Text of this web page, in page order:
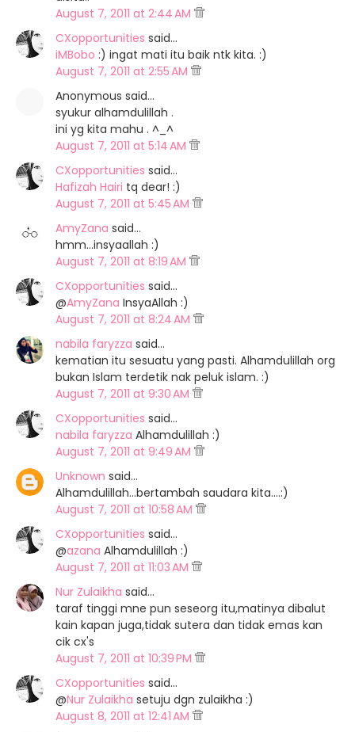
August 7, 2011 at 2:44 AM
CXopportunities said…
iMBobo :) ingat mati itu baik ntk kita. :)
August 7, 2011 at 2:55 AM
Anonymous said…
syukur alhamdulillah .
ini yg kita mahu . ^_^
August 7, 2011 at 5:14 AM
CXopportunities said…
Hafizah Hairi tq dear! :)
August 7, 2011 at 5:45 AM
AmyZana said…
hmm...insyaallah :)
August 7, 2011 at 8:19 AM
CXopportunities said…
@AmyZana InsyaAllah :)
August 7, 2011 at 8:24 AM
nabila faryzza said…
kematian itu sesuatu yang pasti. Alhamdulillah org
bukan Islam terdetik nak peluk islam. :)
August 7, 2011 at 9:30 AM
CXopportunities said…
nabila faryzza Alhamdulillah :)
August 7, 2011 at 9:49 AM
Unknown said…
Alhamdulillah...bertambah saudara kita....:)
August 7, 2011 at 10:58 AM
CXopportunities said…
@azana Alhamdulillah :)
August 7, 2011 at 11:03 AM
Nur Zulaikha said…
taraf tinggi mne pun seseorg itu,matinya dibalut
kain kapan juga,tidak sutera dan tidak emas kan
cik cx's
August 7, 2011 at 10:39 PM
CXopportunities said…
@Nur Zulaikha setuju dgn zulaikha :)
August 8, 2011 at 12:41 AM